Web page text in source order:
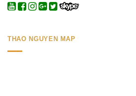
THAO NGUYEN MAP